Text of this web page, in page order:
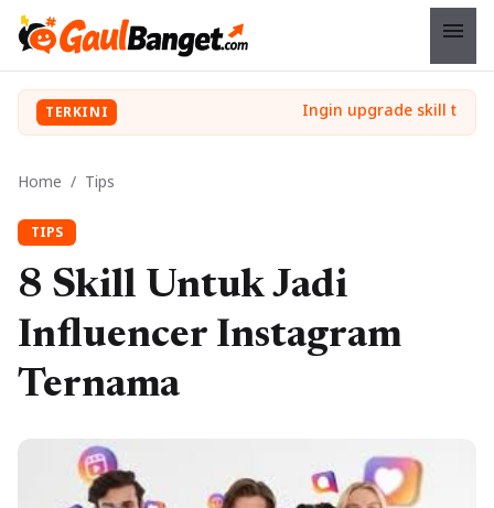
menu
TERKINI
Home / Tips
TIPS
8 Skill Untuk Jadi
Influencer Instagram
Ternama